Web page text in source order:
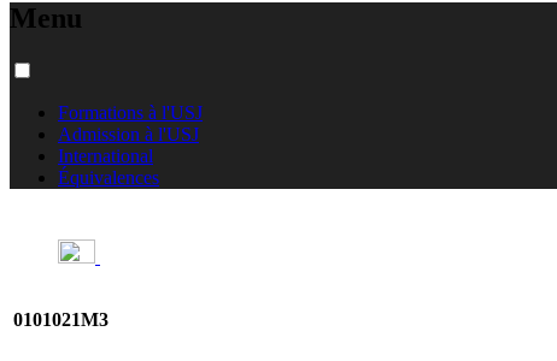
Menu
Formations à l'USJ
Admission à l'USJ
International
Équivalences
0101021M3